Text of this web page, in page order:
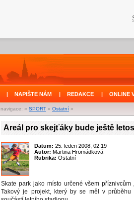
| NAPIŠTE NÁM | REDAKCE | ONLINE
navigace: » SPORT » Ostatní »
Areál pro skejťáky bude ještě letos
Datum: 25. leden 2008, 02:19
Autor: Martina Hromádková
Rubrika: Ostatní
Skate park jako místo určené všem příznivcům
Takový je projekt, který by se měl v průběhu